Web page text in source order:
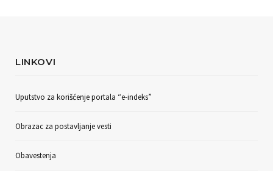
LINKOVI
Uputstvo za korišćenje portala “e-indeks”
Obrazac za postavljanje vesti
Obavestenja